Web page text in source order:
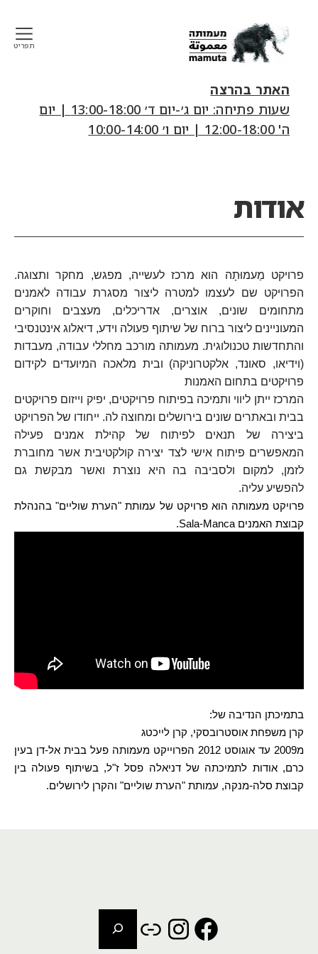
art
&
research
center
תפריט
האתר בהרצה
שעות פתיחה: יום ג׳-יום ד׳ 13:00-18:00 | יום
ה' 12:00-18:00 | יום ו׳ 10:00-14:00
אודות
פרויקט מַעמוּתָה הוא מרכז לעשייה, מפגש, מחקר ותצוגה.
הפרויקט שם לעצמו למטרה ליצור מסגרת עבודה לאמנים
מתחומים שונים, אוצרים, אדריכלים, מעצבים וחוקרים
המעוניינים ליצור ברוח של שיתוף פעולה וידע, דיאלוג אינטנסיבי
והתחדשות טכנולוגית. מעמותה מורכב מחללי עבודה, מעבדות
(וידיאו, סאונד, אלקטרוניקה) ובית מלאכה המיועדים לקידום
פרויקטים בתחום האמנות
המרכז ייתן ליווי ותמיכה בפיתוח פרויקטים, יפיק וייזום פרויקטים
בבית ובאתרים שונים בירושלים ומחוצה לה. ייחודו של הפרויקט
ביצירה של תנאים לפיתוח של קהילת אמנים פעילה
המאפשרים פיתוח אישי לצד יצירה קולקטיבית אשר מחוברת
לזמן, למקום ולסביבה בה היא נוצרת ואשר מבקשת גם
להפשיע עליה.
פרויקט מעמותה הוא פרויקט של עמותת "הערת שוליים" בהנהלת
קבוצת האמנים Sala-Manca.
בתמיכתן הנדיבה של:
קרן משפחת אוסטרובסקי, קרן לייכטג
מ2009 עד אוגוסט 2012 הפרוייקט מעמותה פעל בבית אל-דן בעין
כרם, אודות לתמיכתה של דניאלה פסל ז"ל, בשיתוף פעולה בין
קבוצת סלה-מנקה, עמותת "הערת שוליים" והקרן לירושלים.
Facebook
Instagram
Link